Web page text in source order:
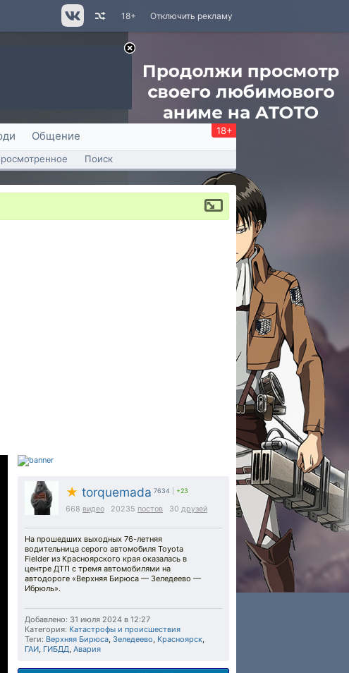
Отключить рекламу
18+
Общение 18+
Поиск
★ torquemada 7634 +23
668 видео 20235 постов 30 друзей
На прошедших выходных 76-летняя
водительница серого автомобиля Toyota
Fielder из Красноярского края оказалась в
центре ДТП с тремя автомобилями на
автодороге «Верхняя Бирюса — Зеледеево —
Ибрюль».
Добавлено: 31 июля 2024 в 12:27
Категория: Катастрофы и происшествия
Теги: Верхняя Бирюса, Зеледеево, Красноярск,
ГАИ, ГИБДД, Авария